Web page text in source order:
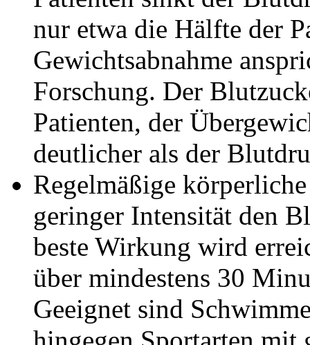
nur etwa die Hälfte der
Gewichtsabnahme
Forschung. Der
Patienten, der
deutlicher als der
Regelmäßige
geringer Intensität den
beste Wirkung wird
über mindestens 30
Geeignet sind